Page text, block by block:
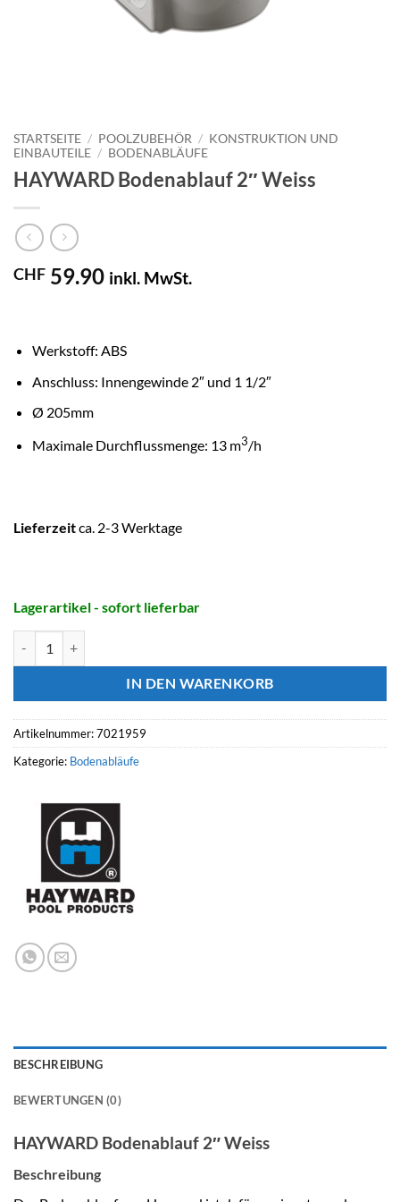
STARTSEITE / POOLZUBEHÖR / KONSTRUKTION UND
EINBAUTEILE / BODENABLÄUFE
HAYWARD Bodenablauf 2″ Weiss
CHF 59.90 inkl. MwSt.
Werkstoff: ABS
Anschluss: Innengewinde 2″ und 1 1/2″
Ø 205mm
Maximale Durchflussmenge: 13 m3/h
Lieferzeitca. 2-3 Werktage
Lagerartikel - sofort lieferbar
IN DEN WARENKORB
Artikelnummer:7021959
Kategorie: Bodenabläufe
BESCHREIBUNG
BEWERTUNGEN (0)
HAYWARD Bodenablauf 2″ Weiss
Beschreibung